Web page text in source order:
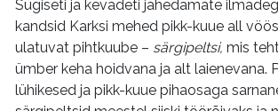
Sügiseti ja kevadeti jahedamate
kandsid Karksi mehed pikk-kuue all
ulatuvat pihtkuube – särgipeltsi, mis
ümber keha hoidvana ja alt laienevana.
lühikesed ja pikk-kuue pihaosaga